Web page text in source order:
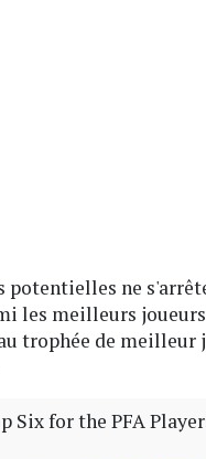
potentielles ne
les meilleurs
trophée de meilleur
Six for the PFA